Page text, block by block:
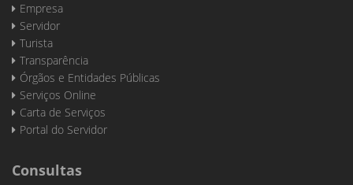
Empresa
Servidor
Turista
Transparência
Órgãos e Entidades Públicas
Serviços Online
Carta de Serviços
Portal do Servidor
Consultas